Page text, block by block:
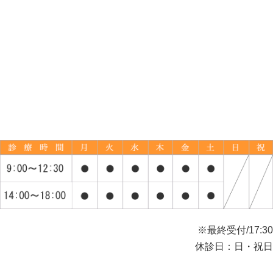
※最終受付/17:30
休診日：日・祝日